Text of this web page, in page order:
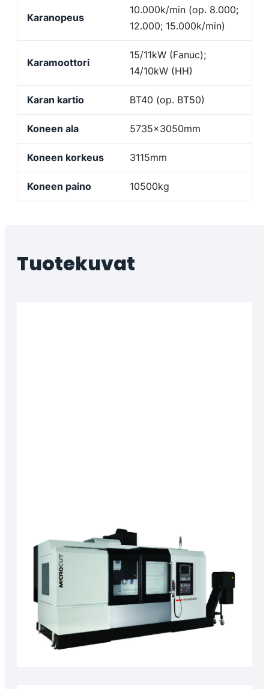
Karanopeus
10.000k/min (op. 8.000;
12.000; 15.000k/min)
Karamoottori
15/11kW (Fanuc);
14/10kW (HH)
Karan kartio BT40 (op. BT50)
Koneen ala 5735x3050mm
Koneen korkeus 3115mm
Koneen paino 10500kg
Tuotekuvat